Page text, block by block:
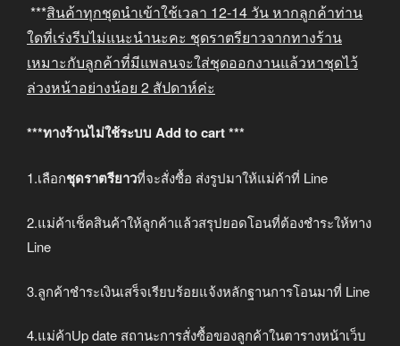
***สินค้าทุกชุดนำเข้าใช้เวลา 12-14 วัน หากลูกค้าท่าน
ใดที่เร่งรีบไม่แนะนำนะคะ ชุดราตรียาวจากทางร้าน
เหมาะกับลูกค้าที่มีแพลนจะใส่ชุดออกงานแล้วหาชุดไว้
ล่วงหน้าอย่างน้อย 2 สัปดาห์ค่ะ
***ทางร้านไม่ใช้ระบบ Add to cart ***
1.เลือกชุดราตรียาวที่จะสั่งซื้อ ส่งรูปมาให้แม่ค้าที่ Line
2.แม่ค้าเช็คสินค้าให้ลูกค้าแล้วสรุปยอดโอนที่ต้องชำระให้ทาง
Line
3.ลูกค้าชำระเงินเสร็จเรียบร้อยแจ้งหลักฐานการโอนมาที่ Line
4.แม่ค้าUp date สถานะการสั่งซื้อของลูกค้าในตารางหน้าเว็บ